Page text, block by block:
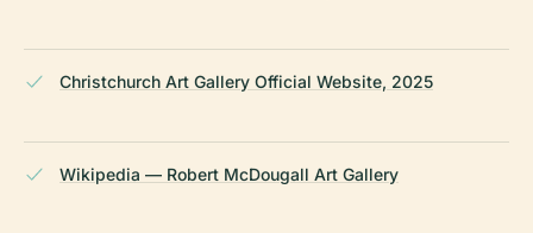
Christchurch Art Gallery Official Website, 2025
Wikipedia — Robert McDougall Art Gallery